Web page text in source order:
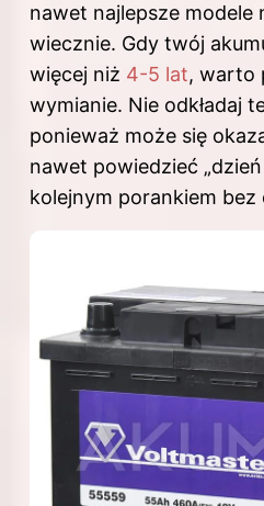
nawet najlepsze modele
wiecznie. Gdy twój
więcej niż 4-5 lat, warto
wymianie. Nie odkładaj
ponieważ może się
nawet powiedzieć
kolejnym porankiem bez